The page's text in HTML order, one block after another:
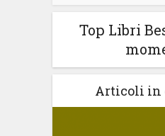
Top Libri
Articoli in